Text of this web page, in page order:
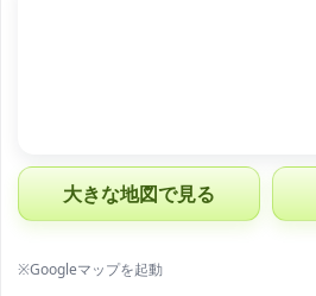
大きな地図で見る
※Googleマップを起動